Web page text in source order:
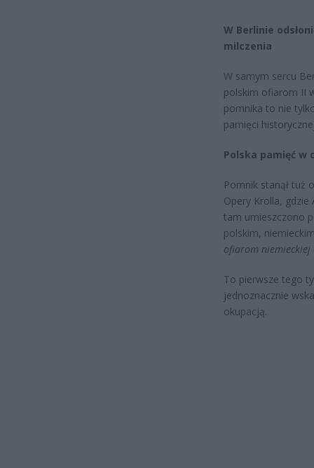
W Berlinie
milczenia
W samym sercu
polskim ofiarom II
pomnika to nie
pamięci
Polska pamięć w
Pomnik stanął tuż
Opery Krolla, gdzie
tam umieszczono
polskim,
ofiarom niemieckiej
To pierwsze tego
jednoznacznie
okupacją.